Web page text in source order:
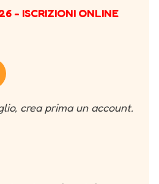
- ISCRIZIONI ONLINE
crea prima un account.